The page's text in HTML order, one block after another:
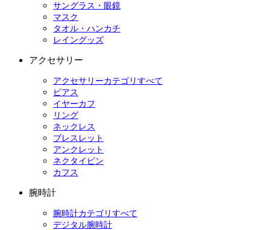
サングラス・眼鏡
マスク
タオル・ハンカチ
レイングッズ
アクセサリー
アクセサリーカテゴリすべて
ピアス
イヤーカフ
リング
ネックレス
ブレスレット
アンクレット
ネクタイピン
カフス
腕時計
腕時計カテゴリすべて
デジタル腕時計